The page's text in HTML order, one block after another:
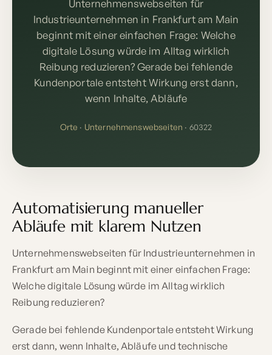
Unternehmenswebseiten für
Industrieunternehmen in Frankfurt am Main
beginnt mit einer einfachen Frage: Welche
digitale Lösung würde im Alltag wirklich
Reibung reduzieren? Gerade bei fehlende
Kundenportale entsteht Wirkung erst dann,
wenn Inhalte, Abläufe
Orte · Unternehmenswebseiten · 60322
Automatisierung manueller
Abläufe mit klarem Nutzen
Unternehmenswebseiten für Industrieunternehmen in
Frankfurt am Main beginnt mit einer einfachen Frage:
Welche digitale Lösung würde im Alltag wirklich
Reibung reduzieren?
Gerade bei fehlende Kundenportale entsteht Wirkung
erst dann, wenn Inhalte, Abläufe und technische